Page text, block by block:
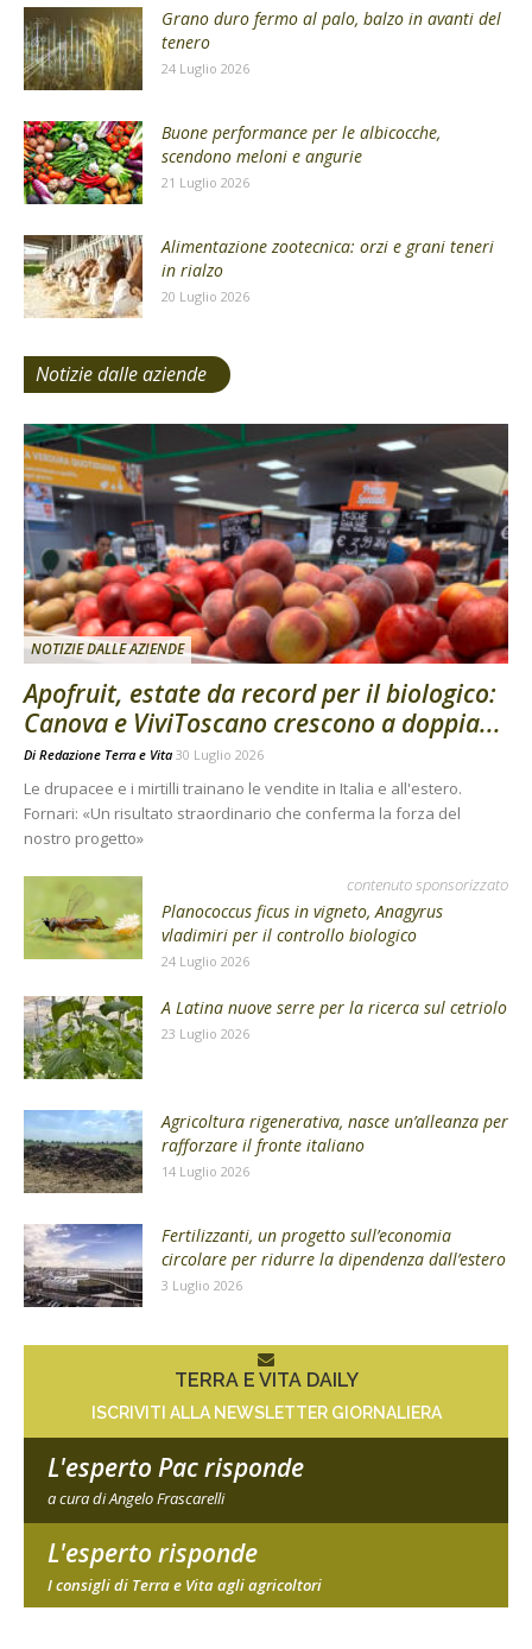
Grano duro fermo al palo, balzo in avanti del
tenero
24 Luglio 2026
Buone performance per le albicocche,
scendono meloni e angurie
21 Luglio 2026
Alimentazione zootecnica: orzi e grani teneri
in rialzo
20 Luglio 2026
Notizie dalle aziende
NOTIZIE DALLE AZIENDE
Apofruit, estate da record per il biologico:
Canova e ViviToscano crescono a doppia...
Di Redazione Terra e Vita 30 Luglio 2026
Le drupacee e i mirtilli trainano le vendite in Italia e all'estero.
Fornari: «Un risultato straordinario che conferma la forza del
nostro progetto»
contenuto sponsorizzato
Planococcus ficus in vigneto, Anagyrus
vladimiri per il controllo biologico
24 Luglio 2026
A Latina nuove serre per la ricerca sul cetriolo
23 Luglio 2026
Agricoltura rigenerativa, nasce un’alleanza per
rafforzare il fronte italiano
14 Luglio 2026
Fertilizzanti, un progetto sull’economia
circolare per ridurre la dipendenza dall’estero
3 Luglio 2026
TERRA E VITA DAILY
ISCRIVITI ALLA NEWSLETTER GIORNALIERA
L'esperto Pac risponde
a cura di Angelo Frascarelli
L'esperto risponde
I consigli di Terra e Vita agli agricoltori